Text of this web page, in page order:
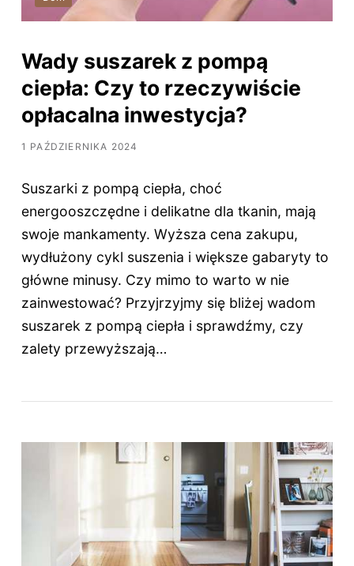
Wady suszarek z pompą
ciepła: Czy to rzeczywiście
opłacalna inwestycja?
1 PAŹDZIERNIKA 2024
Suszarki z pompą ciepła, choć
energooszczędne i delikatne dla tkanin, mają
swoje mankamenty. Wyższa cena zakupu,
wydłużony cykl suszenia i większe gabaryty to
główne minusy. Czy mimo to warto w nie
zainwestować? Przyjrzyjmy się bliżej wadom
suszarek z pompą ciepła i sprawdźmy, czy
zalety przewyższają…